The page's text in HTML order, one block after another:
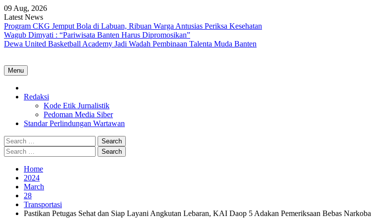
Skip
to
content
09 Aug, 2026
Latest News
Program CKG Jemput Bola di Labuan, Ribuan Warga Antusias Periksa Kesehatan
Wagub Dimyati : “Pariwisata Banten Harus Dipromosikan”
Dewa United Basketball Academy Jadi Wadah Pembinaan Talenta Muda Banten
Menu
Redaksi
Kode Etik Jurnalistik
Pedoman Media Siber
Standar Perlindungan Wartawan
Search
for:
Search
for:
Home
2024
March
28
Transportasi
Pastikan Petugas Sehat dan Siap Layani Angkutan Lebaran, KAI Daop 5 Adakan Pemeriksaan Bebas Narkoba